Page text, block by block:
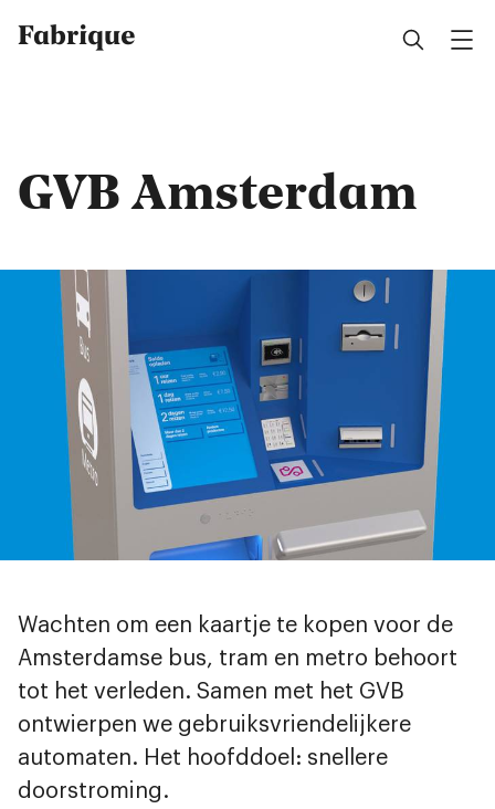
Fabrique
GVB Amsterdam
Wachten om een kaartje te kopen voor de
Amsterdamse bus, tram en metro behoort
tot het verleden. Samen met het GVB
ontwierpen we gebruiksvriendelijkere
automaten. Het hoofddoel: snellere
doorstroming.